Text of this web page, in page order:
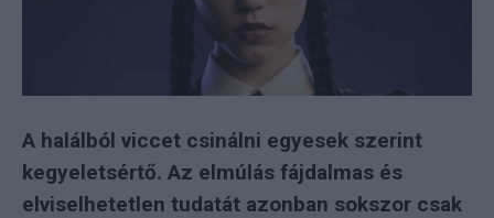
A halálból viccet csinálni egyesek szerint
kegyeletsértő. Az elmúlás fájdalmas és
elviselhetetlen tudatát azonban sokszor csak